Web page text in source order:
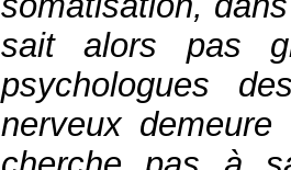
sait alors pas
psychologues
nerveux